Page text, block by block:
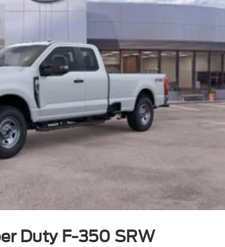
Duty F-350 SRW